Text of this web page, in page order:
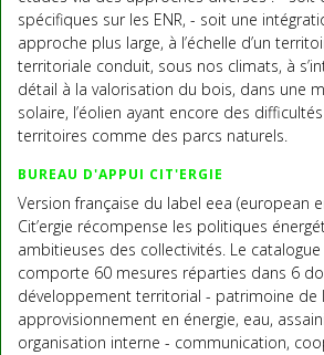
spécifiques sur les ENR, - soit une
approche plus large, à l’échelle d’un
territoriale conduit, sous nos climats, à
détail à la valorisation du bois, dans une
solaire, l’éolien ayant encore des
territoires comme des parcs naturels.
BUREAU D'APPUI CIT'ERGIE
Version française du label eea (european
Cit’ergie récompense les politiques
ambitieuses des collectivités. Le
comporte 60 mesures réparties dans 6
développement territorial - patrimoine de
approvisionnement en énergie, eau,
organisation interne - communication,